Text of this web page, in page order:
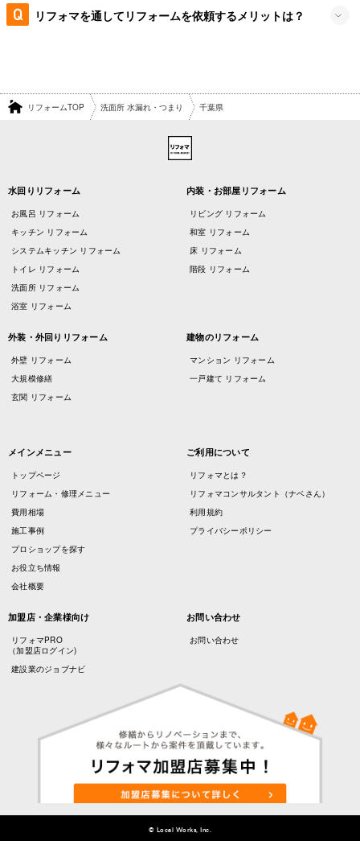
リフォマを通してリフォームを依頼するメリットは？
リフォームTOP 洗面所 水漏れ・つまり 千葉県
水回りリフォーム
お風呂 リフォーム
キッチン リフォーム
システムキッチン リフォーム
トイレ リフォーム
洗面所 リフォーム
浴室 リフォーム
内装・お部屋リフォーム
リビング リフォーム
和室 リフォーム
床 リフォーム
階段 リフォーム
外装・外回りリフォーム
外壁 リフォーム
大規模修繕
玄関 リフォーム
建物のリフォーム
マンション リフォーム
一戸建て リフォーム
メインメニュー
トップページ
リフォーム・修理メニュー
費用相場
施工事例
プロショップを探す
お役立ち情報
会社概要
ご利用について
リフォマとは？
リフォマコンサルタント（ナベさん）
利用規約
プライバシーポリシー
加盟店・企業様向け
リフォマPRO
（加盟店ログイン)
建設業のジョブナビ
お問い合わせ
お問い合わせ
© Local Works, Inc.